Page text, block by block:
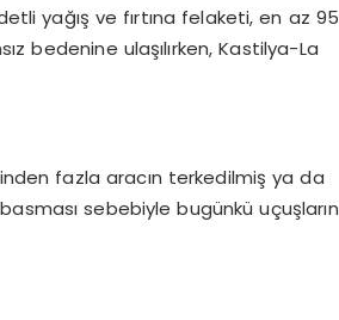
yağış ve fırtına felaketi, en az 95
bedenine ulaşılırken, Kastilya-La
fazla aracın terkedilmiş ya da
sebebiyle bugünkü uçuşların